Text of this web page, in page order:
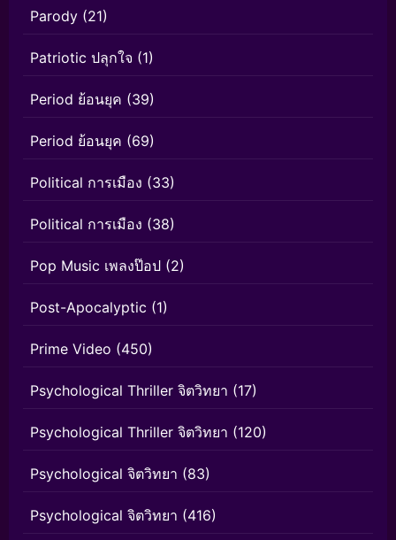
Parody (21)
Patriotic ปลุกใจ (1)
Period ย้อนยุค (39)
Period ย้อนยุค (69)
Political การเมือง (33)
Political การเมือง (38)
Pop Music เพลงป๊อป (2)
Post-Apocalyptic (1)
Prime Video (450)
Psychological Thriller จิตวิทยา (17)
Psychological Thriller จิตวิทยา (120)
Psychological จิตวิทยา (83)
Psychological จิตวิทยา (416)